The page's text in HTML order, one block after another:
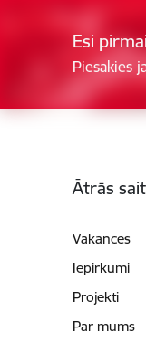
Esi
Piesakies
Ātrās
Vakances
Iepirkumi
Projekti
Par mums